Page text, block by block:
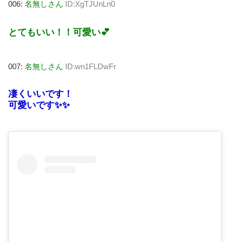
006: 名無しさん ID:XgTJUnLn0
とてもいい！！可愛い💕
007: 名無しさん ID:wn1FLDwFr
凄くいいです！
可愛いです✨✨